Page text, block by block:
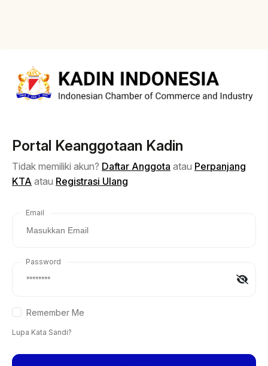
Portal Keanggotaan Kadin
Tidak memiliki akun? Daftar Anggota atau Perpanjang
KTA atau Registrasi Ulang
Email
Password
Remember Me
Lupa Kata Sandi?